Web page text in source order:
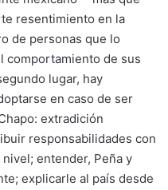
resentimiento en la
de personas que lo
comportamiento de sus
lugar, hay
en caso de ser
extradición
responsabilidades con
entender, Peña y
explicarle al país desde